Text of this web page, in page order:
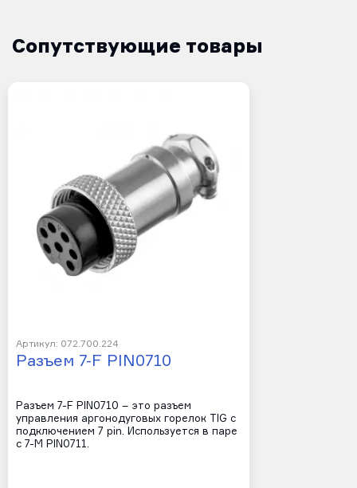
Сопутствующие товары
Артикул: 072.700.224
Разъем 7-F PIN0710
Разъем 7-F PIN0710 – это разъем
управления аргонодуговых горелок TIG с
подключением 7 pin. Используется в паре
с 7-M PIN0711.